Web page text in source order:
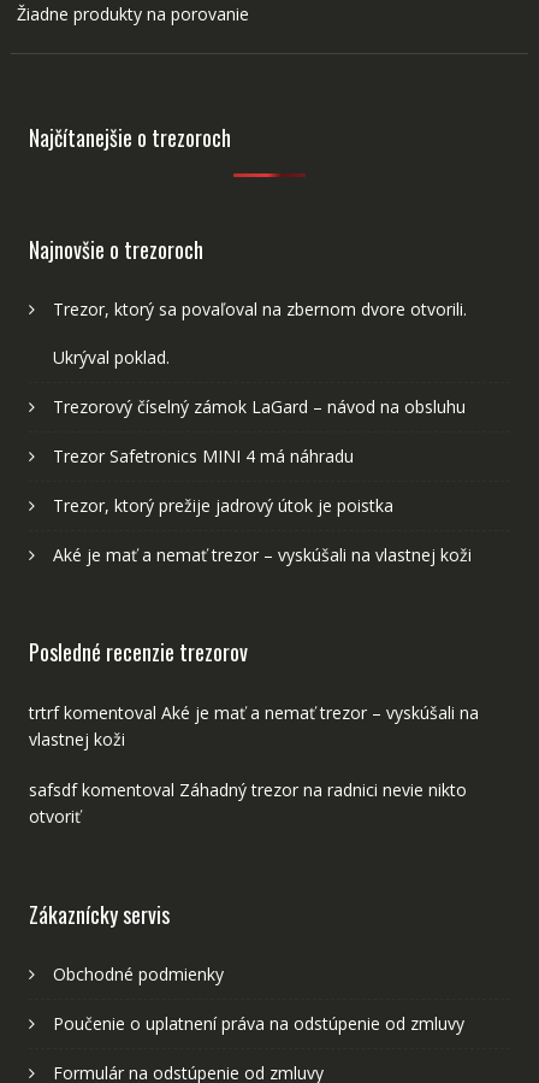
Žiadne produkty na porovanie
Najčítanejšie o trezoroch
Najnovšie o trezoroch
Trezor, ktorý sa povaľoval na zbernom dvore otvorili.
Ukrýval poklad.
Trezorový číselný zámok LaGard – návod na obsluhu
Trezor Safetronics MINI 4 má náhradu
Trezor, ktorý prežije jadrový útok je poistka
Aké je mať a nemať trezor – vyskúšali na vlastnej koži
Posledné recenzie trezorov
trtrfkomentoval Aké je mať a nemať trezor – vyskúšali na
vlastnej koži
safsdfkomentoval Záhadný trezor na radnici nevie nikto
otvoriť
Zákaznícky servis
Obchodné podmienky
Poučenie o uplatnení práva na odstúpenie od zmluvy
Formulár na odstúpenie od zmluvy